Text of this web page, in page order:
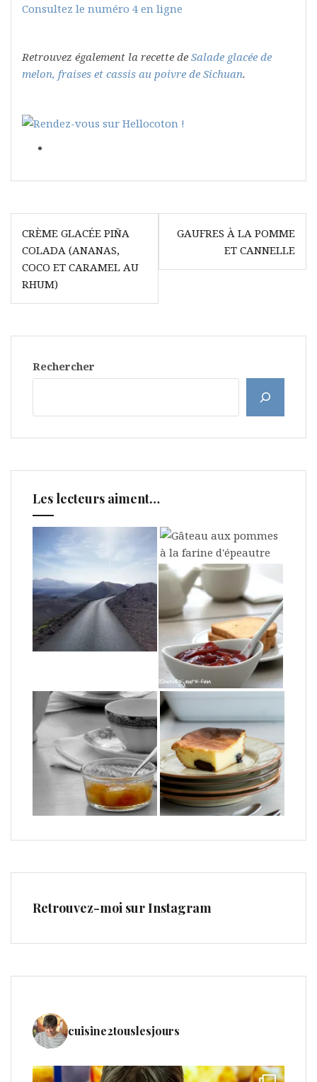
Consultez le numéro 4 en ligne
Retrouvez également la recette de Salade glacée de
melon, fraises et cassis au poivre de Sichuan.
Navigation
de
l’article
CRÈME GLACÉE PIÑA
COLADA (ANANAS,
COCO ET CARAMEL AU
RHUM)
GAUFRES À LA POMME
ET CANNELLE
Rechercher
Les lecteurs aiment…
Retrouvez-moi sur Instagram
cuisine2touslesjours